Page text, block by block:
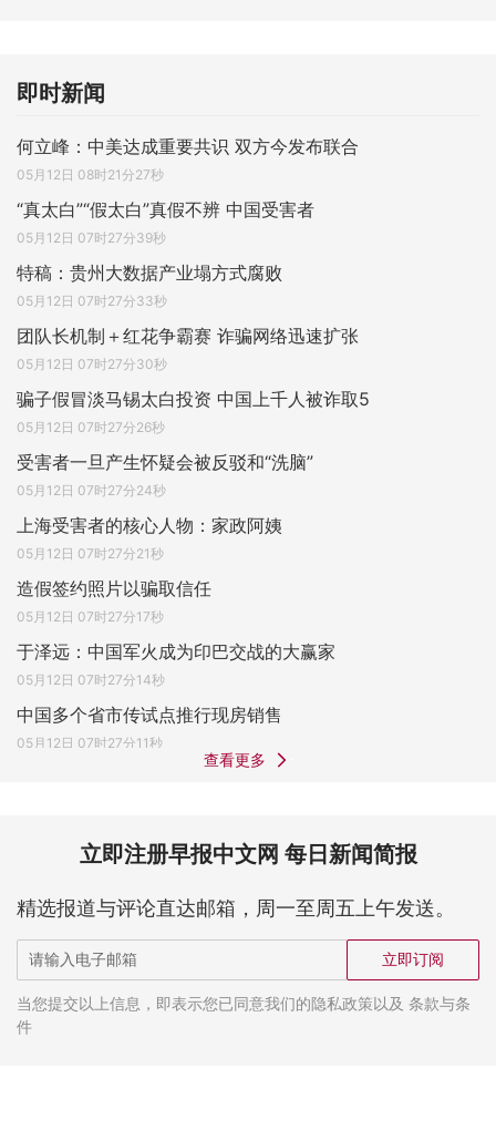
即时新闻
何立峰：中美达成重要共识 双方今发布联合
05月12日 08时21分27秒
“真太白”“假太白”真假不辨 中国受害者
05月12日 07时27分39秒
特稿：贵州大数据产业塌方式腐败
05月12日 07时27分33秒
团队长机制＋红花争霸赛 诈骗网络迅速扩张
05月12日 07时27分30秒
骗子假冒淡马锡太白投资 中国上千人被诈取5
05月12日 07时27分26秒
受害者一旦产生怀疑会被反驳和“洗脑”
05月12日 07时27分24秒
上海受害者的核心人物：家政阿姨
05月12日 07时27分21秒
造假签约照片以骗取信任
05月12日 07时27分17秒
于泽远：中国军火成为印巴交战的大赢家
05月12日 07时27分14秒
中国多个省市传试点推行现房销售
05月12日 07时27分11秒
查看更多
立即注册早报中文网 每日新闻简报
精选报道与评论直达邮箱，周一至周五上午发送。
立即订阅
当您提交以上信息，即表示您已同意我们的隐私政策以及 条款与条
件